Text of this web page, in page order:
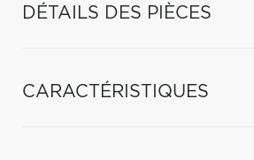
DÉTAILS DES PIÈCES
CARACTÉRISTIQUES